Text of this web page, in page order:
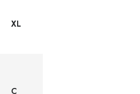
XL
C